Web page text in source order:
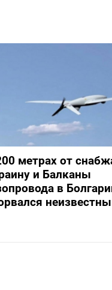
метрах от
и Балканы
в